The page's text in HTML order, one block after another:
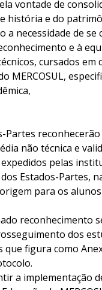
vontade de
história e do
a necessidade de
e à
cursados
MERCOSUL,
Partes
não técnica e
pelas
Estados-Partes,
para os
reconhecimento
dos
que figura como
a implementação